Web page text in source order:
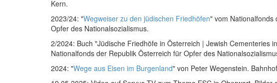
Kern.
2023/24: "Wegweiser zu den jüdischen Friedhöfen" vom Nationalfonds
Opfer des Nationalsozialismus.
2/2024: Buch "Jüdische Friedhöfe in Österreich | Jewish Cementeries
Nationalfonds der Republik Österreich für Opfer des
2024: "Wege aus Eisen im Burgenland" von Peter Wegenstein.